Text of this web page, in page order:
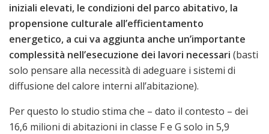
iniziali elevati, le condizioni del parco abitativo, la
propensione culturale all’efficientamento
energetico, a cui va aggiunta anche un’importante
complessità nell’esecuzione dei lavori necessari (basti
solo pensare alla necessità di adeguare i sistemi di
diffusione del calore interni all’abitazione).
Per questo lo studio stima che – dato il contesto – dei
16,6 milioni di abitazioni in classe F e G solo in 5,9